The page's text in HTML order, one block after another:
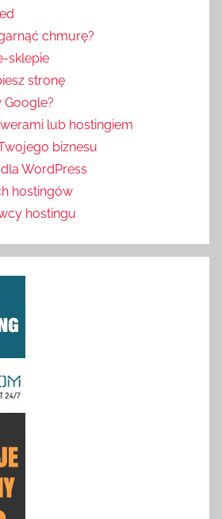
chmurę?
sklepie
stronę
Google?
lub hostingiem
biznesu
WordPress
hostingów
hostingu